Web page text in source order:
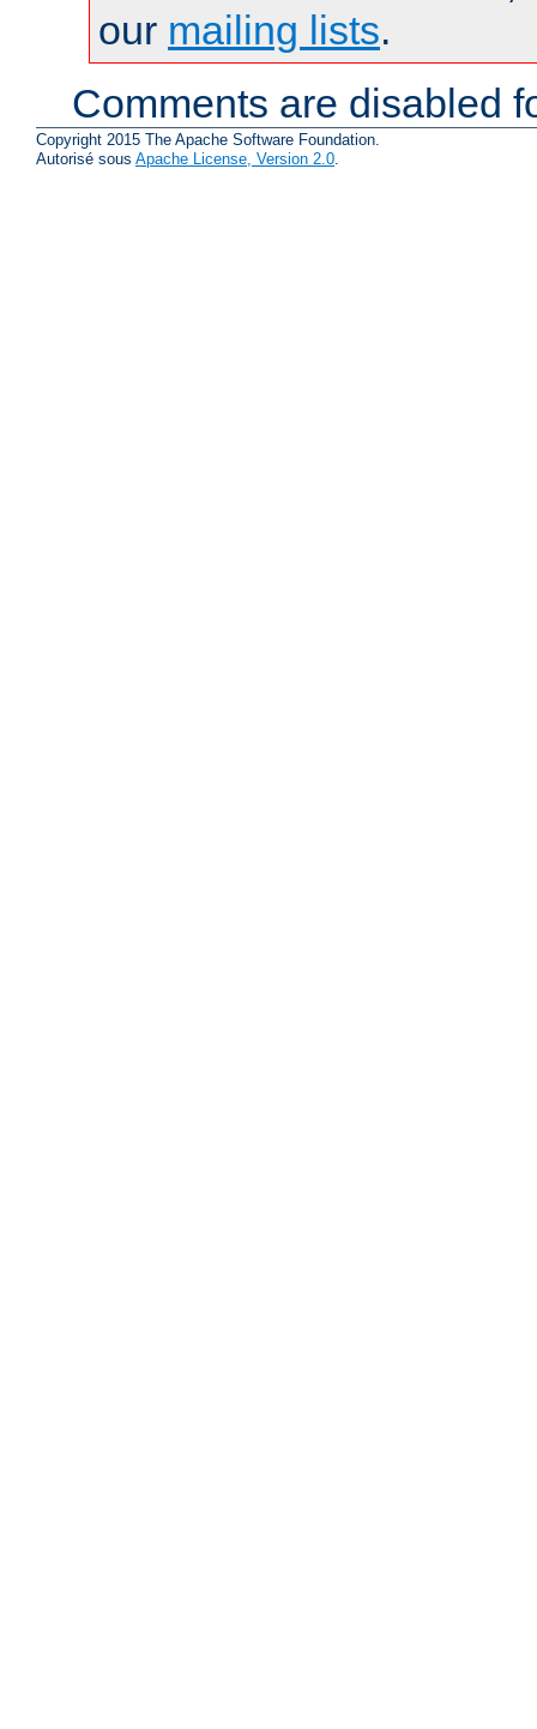
our mailing lists.
Comments are disabled
Copyright 2015 The Apache Software Foundation.
Autorisé sous Apache License, Version 2.0.